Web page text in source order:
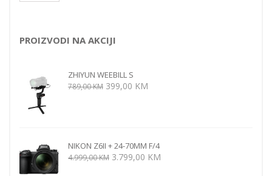
PROIZVODI NA AKCIJI
ZHIYUN WEEBILL S
789,00KM Izvorna
399,00 KM
NIKON Z6II + 24-70MM F/4
4.999,00KM Izvorna
3.799,00 KM